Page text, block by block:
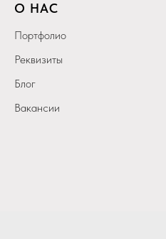
О НАС
Портфолио
Реквизиты
Блог
Вакансии